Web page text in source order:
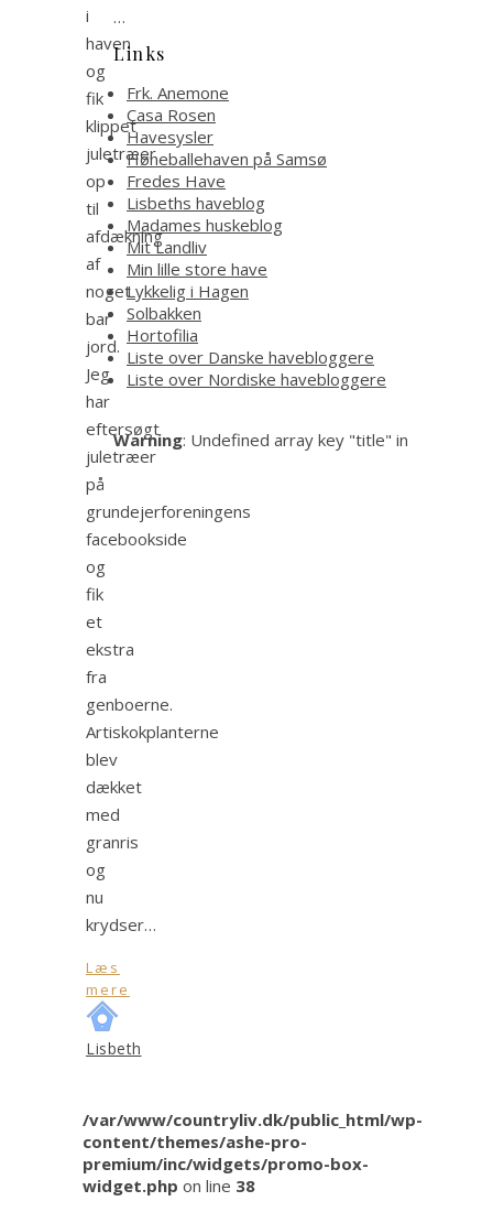
i
haven
og
fik
klippet
juletræer
op
til
afdækning
af
noget
bar
jord.
Jeg
har
eftersøgt
juletræer
på
grundejerforeningens
facebookside
og
fik
et
ekstra
fra
genboerne.
Artiskokplanterne
blev
dækket
med
granris
og
nu
krydser…
Læs
mere
Lisbeth
…
Links
Frk. Anemone
Casa Rosen
Havesysler
Høneballehaven på Samsø
Fredes Have
Lisbeths haveblog
Madames huskeblog
Mit Landliv
Min lille store have
Lykkelig i Hagen
Solbakken
Hortofilia
Liste over Danske havebloggere
Liste over Nordiske havebloggere
Warning: Undefined array key "title" in
/var/www/countryliv.dk/public_html/wp-
content/themes/ashe-pro-
premium/inc/widgets/promo-box-
widget.php on line 38